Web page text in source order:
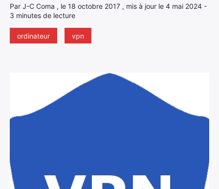
Par J-C Coma , le 18 octobre 2017 , mis à jour le 4 mai 2024 -
3 minutes de lecture
ordinateur vpn